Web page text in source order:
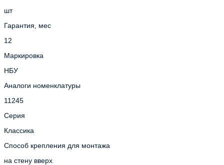
шт
Гарантия, мес
12
Маркировка
НБУ
Аналоги номенклатуры
11245
Серия
Классика
Способ крепления для монтажа
на стену вверх